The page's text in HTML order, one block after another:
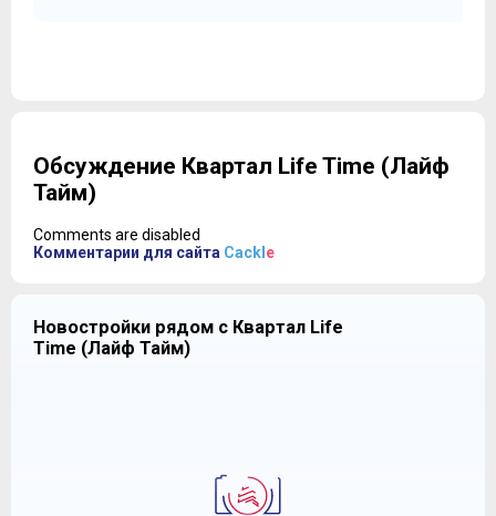
Обсуждение Квартал Life Time (Лайф
Тайм)
Comments are disabled
Комментарии для сайта Cackl e
Новостройки рядом с Квартал Life
Time (Лайф Тайм)